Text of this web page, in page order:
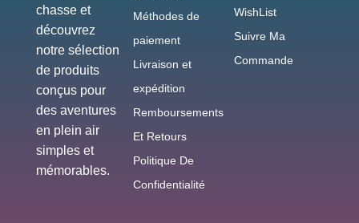
chasse et
découvrez
notre sélection
de produits
conçus pour
des aventures
en plein air
simples et
mémorables.
Méthodes de
paiement
Livraison et
expédition
Remboursements
Et Retours
Politique De
Confidentialité
WishList
Suivre Ma
Commande